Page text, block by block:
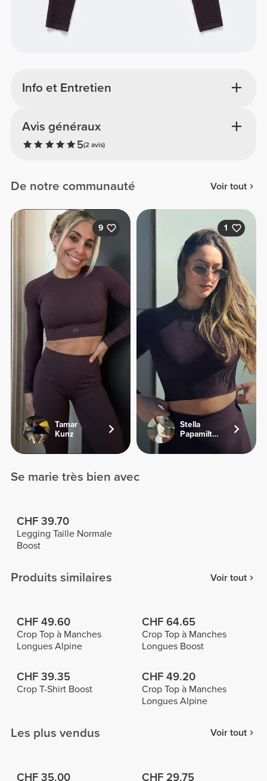
Info et Entretien
Avis généraux
5(2 avis)
De notre communauté Voir tout
9
Tamar
Kunz
1
Stella
Papamiltiadous
Se marie très bien avec
CHF 39.70
Legging Taille Normale
Boost
Produits similaires Voir tout
CHF 49.60
Crop Top à Manches
Longues Alpine
CHF 64.65
Crop Top à Manches
Longues Boost
CHF 39.35
Crop T-Shirt Boost
CHF 49.20
Crop Top à Manches
Longues Alpine
Les plus vendus Voir tout
CHF 35.00 CHF 29.75